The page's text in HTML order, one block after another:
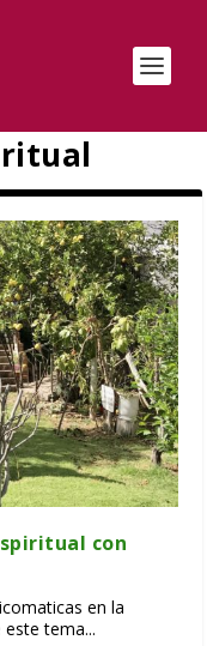
con
en la
tema...